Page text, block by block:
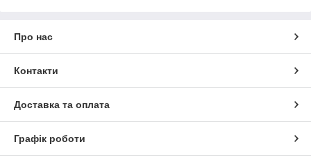
Про нас
Контакти
Доставка та оплата
Графік роботи